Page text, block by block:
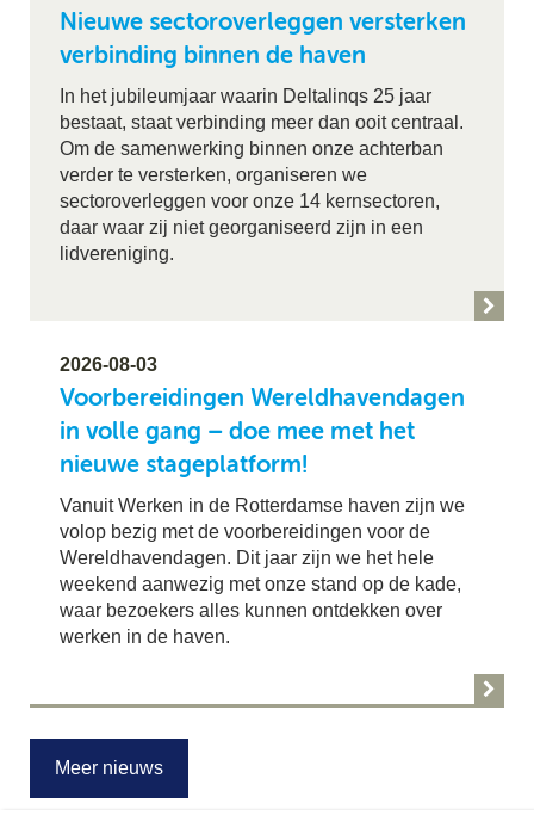
Nieuwe sectoroverleggen versterken
verbinding binnen de haven
In het jubileumjaar waarin Deltalinqs 25 jaar
bestaat, staat verbinding meer dan ooit centraal.
Om de samenwerking binnen onze achterban
verder te versterken, organiseren we
sectoroverleggen voor onze 14 kernsectoren,
daar waar zij niet georganiseerd zijn in een
lidvereniging.
2026-08-03
Voorbereidingen Wereldhavendagen
in volle gang – doe mee met het
nieuwe stageplatform!
Vanuit Werken in de Rotterdamse haven zijn we
volop bezig met de voorbereidingen voor de
Wereldhavendagen. Dit jaar zijn we het hele
weekend aanwezig met onze stand op de kade,
waar bezoekers alles kunnen ontdekken over
werken in de haven.
Meer nieuws